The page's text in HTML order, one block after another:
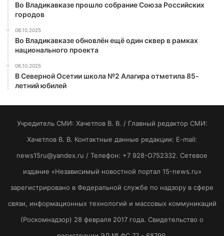
Во Владикавказе прошло собрание Союза Российских
городов
08.10.2025
Во Владикавказе обновлён ещё один сквер в рамках
национального проекта
06.10.2025
В Северной Осетии школа №2 Алагира отметила 85-
летний юбилей
Учредитель СМИ: Хaчeтлoв B. B. / Главный редактор СМИ:
Хaчeтлoв B. B. Контактные данные редакции: E-mail:
news15ru@yandex.ru / Телефон: +7 928-O752332. Сетевое
издание «Независимый новостной портал 15-news.ru»
зарегистрировано в Федеральной службе по надзору в сфере
связи, информационных технологий и массовых коммуникаций
(Роскомнадзор) 28 февраля 2017 года. Свидетельство о